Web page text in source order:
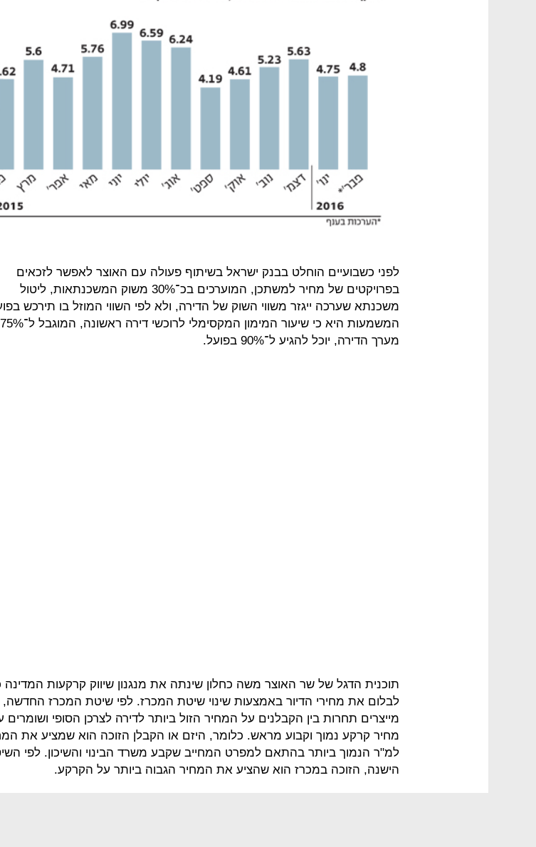
לפני כשבועיים הוחלט בבנק ישראל בשיתוף פעולה עם האוצר לאפשר לזכאים
בפרויקטים של מחיר למשתכן, המוערכים בכ־30% משוק המשכנתאות, ליטול
משכנתא שערכה ייגזר משווי השוק של הדירה, ולא לפי השווי המוזל בו תירכש
המשמעות היא כי שיעור המימון המקסימלי לרוכשי דירה ראשונה, המוגבל ל־75%
מערך הדירה, יוכל להגיע ל־90% בפועל.
תוכנית הדגל של שר האוצר משה כחלון שינתה את מנגנון שיווק קרקעות המדינה
לבלום את מחירי הדיור באמצעות שינוי שיטת המכרז. לפי שיטת המכרז החדשה,
מייצרים תחרות בין הקבלנים על המחיר הזול ביותר לדירה לצרכן הסופי ושומרים
מחיר קרקע נמוך וקבוע מראש. כלומר, היזם או הקבלן הזוכה הוא שמציע את
למ"ר הנמוך ביותר בהתאם למפרט המחייב שקבע משרד הבינוי והשיכון. לפי
הישנה, הזוכה במכרז הוא שהציע את המחיר הגבוה ביותר על הקרקע.